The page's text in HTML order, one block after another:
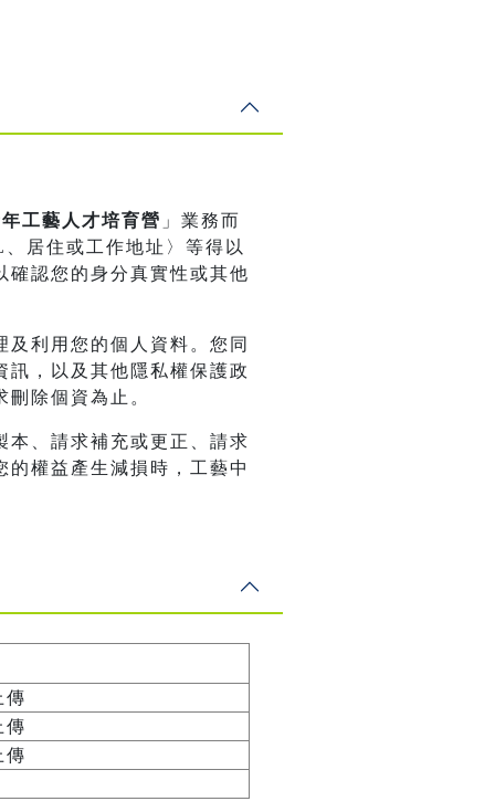
工藝人才培育營 」業務而
居住或工作地址〉等得以
確認您的身分真實性或其他
利用您的個人資料。您同
，以及其他隱私權保護政
除個資為止。
本、請求補充或更正、請求
權益產生減損時，工藝中
傳
傳
傳